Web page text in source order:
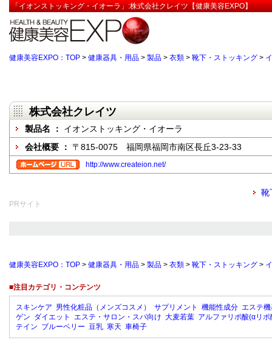
「イオンストッキング・イオーラ」:株式会社クレイツ【健康美容EXPO】
健康美容EXPO：TOP > 健康器具・用品 > 製品 > 衣類 > 靴下・ストッキング >
株式会社クレイツ
製品名 ： イオンストッキング・イオーラ
会社概要 ： 〒815-0075 福岡県福岡市南区長丘3-23-33
http://www.createion.net/
靴
PRサイト
健康美容EXPO：TOP > 健康器具・用品 > 製品 > 衣類 > 靴下・ストッキング >
■注目カテゴリ・コンテンツ
スキンケア 男性化粧品（メンズコスメ） サプリメント 機能性成分 エステ
ゲン ダイエット エステ・サロン・スパ向け 大麦若葉 アルファリポ酸(αリポ
テイン ブルーベリー 豆乳 寒天 車椅子